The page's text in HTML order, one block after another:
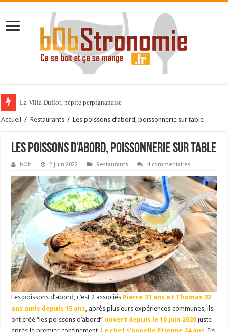
La Villa Duflot, pépite perpignanaise
Champagne !!!
Accueil / Restaurants / Les poissons d’abord, poissonnerie sur table
Les poissons d’abord, poissonnerie sur table
bOb 2 juin 2022 Restaurants 4 commentaires
Les poissons d’abord, c’est 2 associés Pierre 31 ans et Thomas 32
ans amis depuis 15 ans , après plusieurs expériences communes, ils
ont créé “les poissons d’abord” ouvert depuis le 10 juin 2020 juste